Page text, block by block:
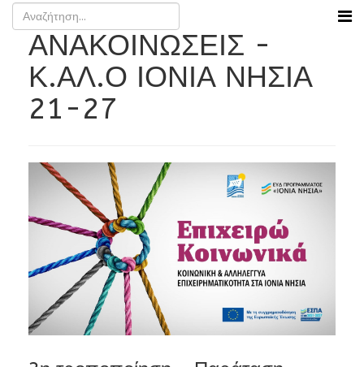
ΑΝΑΚΟΙΝΩΣΕΙΣ -
Κ.ΑΛ.Ο ΙΟΝΙΑ ΝΗΣΙΑ
21-27